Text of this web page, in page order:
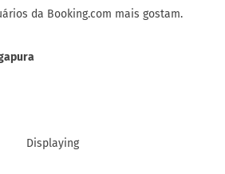
da Booking.com mais gostam.